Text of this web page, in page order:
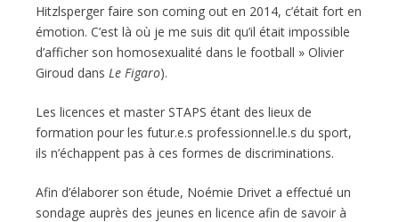
Hitzl­sperger faire son coming out en 2014, c’était fort en
émotion. C’est là où je me suis dit qu’il était impossible
d’afficher son homosexualité dans le football » Olivier
Giroud dans Le Figaro).
Les licences et master STAPS étant des lieux de
formation pour les futur.e.s professionnel.le.s du sport,
ils n’échappent pas à ces formes de discriminations.
Afin d’élaborer son étude, Noémie Drivet a effectué un
sondage auprès des jeunes en licence afin de savoir à